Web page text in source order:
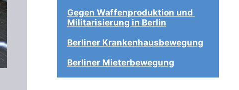
Gegen Waffenproduktion und
Militarisierung in Berlin
Berliner Krankenhausbewegung
Berliner Mieterbewegung